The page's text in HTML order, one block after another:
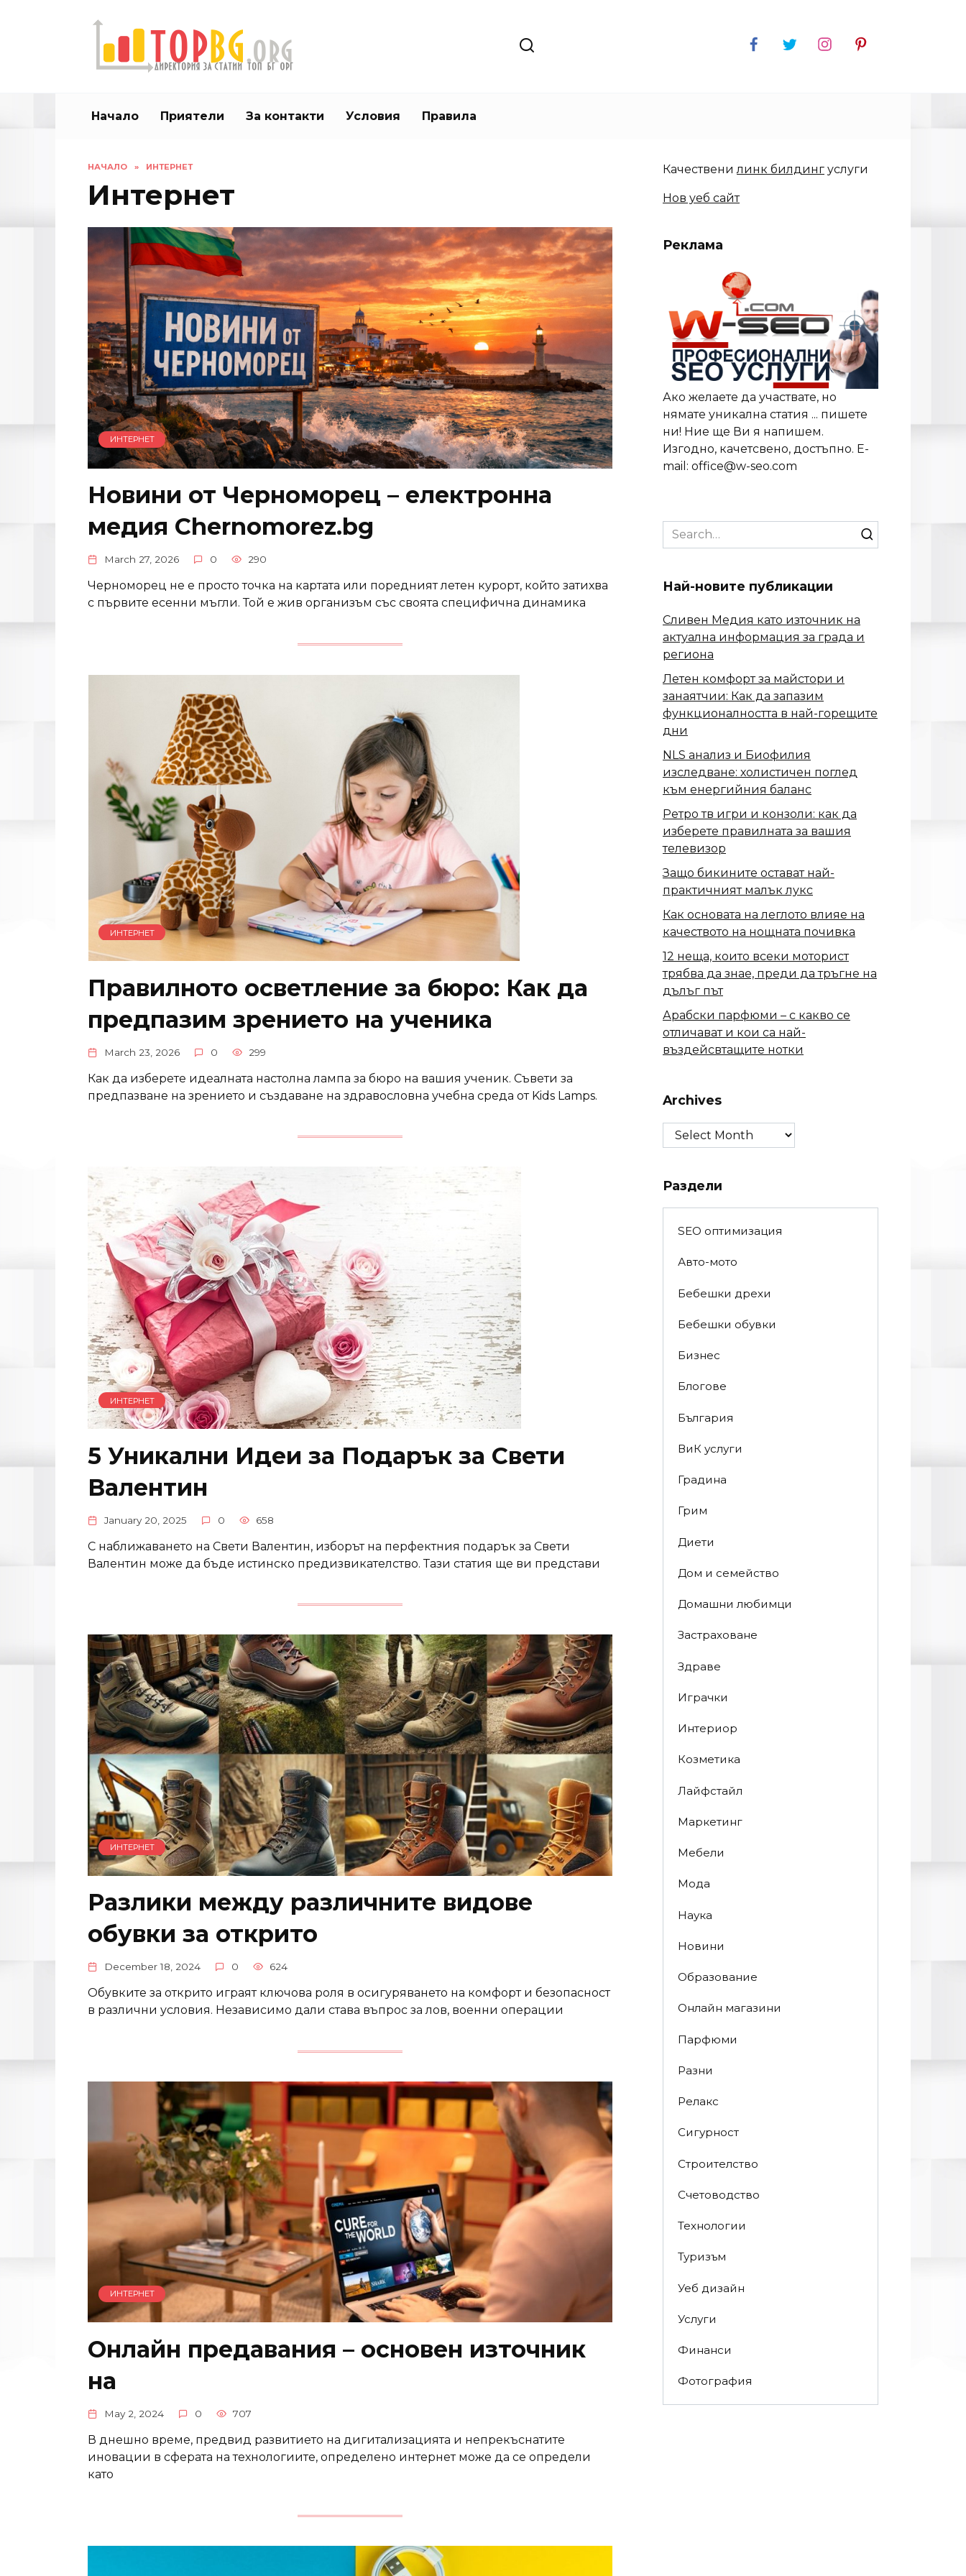
Начало Приятели За контакти Условия Правила
НАЧАЛО » ИНТЕРНЕТ
Интернет
ИНТЕРНЕТ
Новини от Черноморец – електронна
медия Chernomorez.bg
March 27, 2026 0 290
Черноморец не е просто точка на картата или поредният летен курорт, който затихва
с първите есенни мъгли. Той е жив организъм със своята специфична динамика
ИНТЕРНЕТ
Правилното осветление за бюро: Как да
предпазим зрението на ученика
March 23, 2026 0 299
Как да изберете идеалната настолна лампа за бюро на вашия ученик. Съвети за
предпазване на зрението и създаване на здравословна учебна среда от Kids Lamps.
ИНТЕРНЕТ
5 Уникални Идеи за Подарък за Свети
Валентин
January 20, 2025 0 658
С наближаването на Свети Валентин, изборът на перфектния подарък за Свети
Валентин може да бъде истинско предизвикателство. Тази статия ще ви представи
ИНТЕРНЕТ
Разлики между различните видове
обувки за открито
December 18, 2024 0 624
Обувките за открито играят ключова роля в осигуряването на комфорт и безопасност
в различни условия. Независимо дали става въпрос за лов, военни операции
ИНТЕРНЕТ
Онлайн предавания – основен източник
на
May 2, 2024 0 707
В днешно време, предвид развитието на дигитализацията и непрекъснатите
иновации в сферата на технологиите, определено интернет може да се определи
като
Качественилинк билдинг услуги
Нов уеб сайт
Реклама
Ако желаете да участвате, но
нямате уникална статия ... пишете
ни! Ние ще Ви я напишем.
Изгодно, качетсвено, достъпно. E-
mail: office@w-seo.com
Search
for:
Най-новите публикации
Сливен Медия като източник на
актуална информация за града и
региона
Летен комфорт за майстори и
занаятчии: Как да запазим
функционалността в най-горещите
дни
NLS анализ и Биофилия
изследване: холистичен поглед
към енергийния баланс
Ретро тв игри и конзоли: как да
изберете правилната за вашия
телевизор
Защо бикините остават най-
практичният малък лукс
Как основата на леглото влияе на
качеството на нощната почивка
12 неща, които всеки моторист
трябва да знае, преди да тръгне на
дълъг път
Арабски парфюми – с какво се
отличават и кои са най-
въздейсвтащите нотки
Archives
Archives
Раздели
SEO оптимизация
Авто-мото
Бебешки дрехи
Бебешки обувки
Бизнес
Блогове
България
ВиК услуги
Градина
Грим
Диети
Дом и семейство
Домашни любимци
Застраховане
Здраве
Играчки
Интериор
Козметика
Лайфстайл
Маркетинг
Мебели
Мода
Наука
Новини
Образование
Онлайн магазини
Парфюми
Разни
Релакс
Сигурност
Строителство
Счетоводство
Технологии
Туризъм
Уеб дизайн
Услуги
Финанси
Фотография